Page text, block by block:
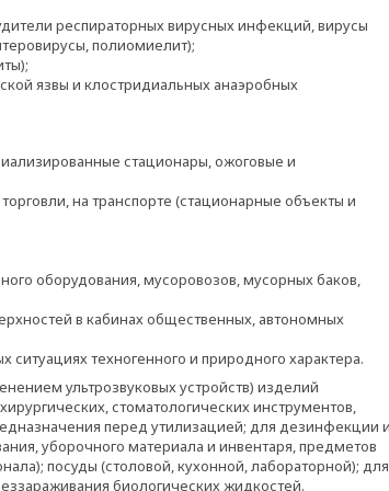
респираторных вирусных инфекций, вирусы
полиомиелит);
язвы и клостридиальных анаэробных
стационары, ожоговые и
на транспорте (стационарные объекты и
оборудования, мусоровозов, мусорных баков,
в кабинах общественных, автономных
техногенного и природного характера.
ультрозвуковых устройств) изделий
стоматологических инструментов,
перед утилизацией; для дезинфекции
уборочного материала и инвентаря, предметов
посуды (столовой, кухонной, лабораторной); для
биологических жидкостей.